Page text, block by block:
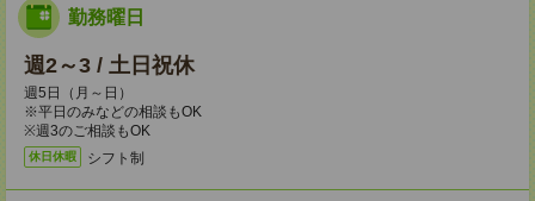
勤務曜日
週2～3 / 土日祝休
週5日（月～日）
※平日のみなどの相談もOK
※週3のご相談もOK
休日休暇 シフト制